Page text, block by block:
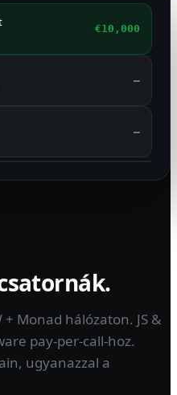
€10,000
—
—
+ Monad hálózaton. JS &
pay-per-call-hoz.
ugyanazzal a